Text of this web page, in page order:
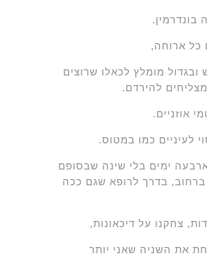
בונדרמין.
כל ארוחה,
ובגדול מומלץ לכאלו שרוצים
מצליחים להירדם.
אוזניים.
לעיניים כמו במטוס.
ימים בלי שינה שבסופם
בדרך לרופא שגם ככה
צחקנו על דיכאונות,
את השניה שאני יותר